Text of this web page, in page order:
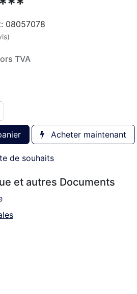
08057078
TVA
Acheter maintenant
de souhaits
et autres Documents